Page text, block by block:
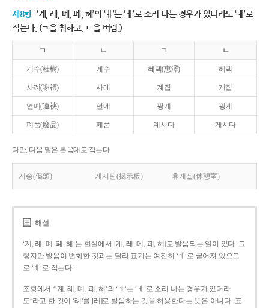
제8항 ‘계, 례, 몌, 폐, 혜’의 ‘ㅖ’는 ‘ㅔ’로 소리 나는 경우가 있더라도 ‘ㅖ’로
적는다. (ㄱ을 취하고, ㄴ을 버림.)
ㄱ ㄴ ㄱ ㄴ
계수(桂樹) 게수 혜택(惠澤) 헤택
사례(謝禮) 사레 계집 게집
연몌(連袂) 연메 핑계 핑게
폐품(廢品) 페품 계시다 게시다
다만, 다음 말은 본음대로 적는다.
게송(偈頌) 게시판(揭示板) 휴게실(休憩室)
해설
‘계, 례, 몌, 폐, 혜’는 현실에서 [게, 레, 메, 페, 헤]로 발음되는 일이 있다. 그
렇지만 발음이 변화한 것과는 달리 표기는 여전히 ‘ㅖ’로 굳어져 있으므
로 ‘ㅖ’로 적는다.
조항에서 “‘계, 례, 몌, 폐, 혜’의 ‘ㅖ’는 ‘ㅔ’로 소리 나는 경우가 있더라
도”라고 한 것이 ‘례’를 [레]로 발음하는 것을 허용한다는 뜻은 아니다. 표